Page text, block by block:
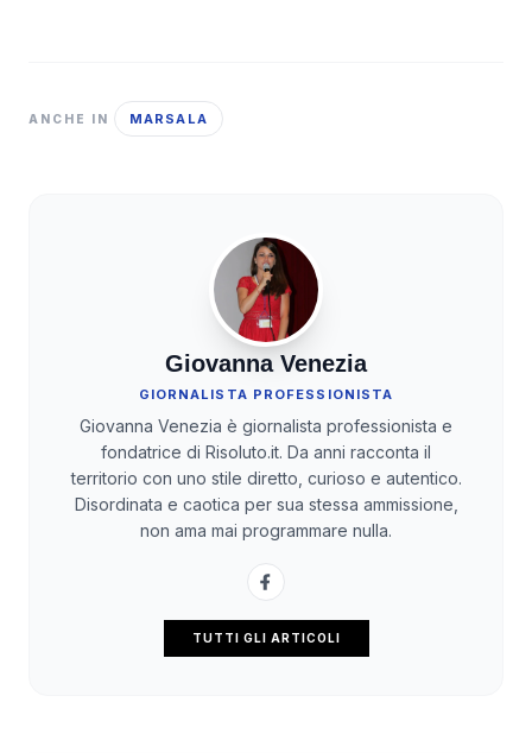
ANCHE IN MARSALA
Giovanna Venezia
GIORNALISTA PROFESSIONISTA
Giovanna Venezia è giornalista professionista e
fondatrice di Risoluto.it. Da anni racconta il
territorio con uno stile diretto, curioso e autentico.
Disordinata e caotica per sua stessa ammissione,
non ama mai programmare nulla.
TUTTI GLI ARTICOLI